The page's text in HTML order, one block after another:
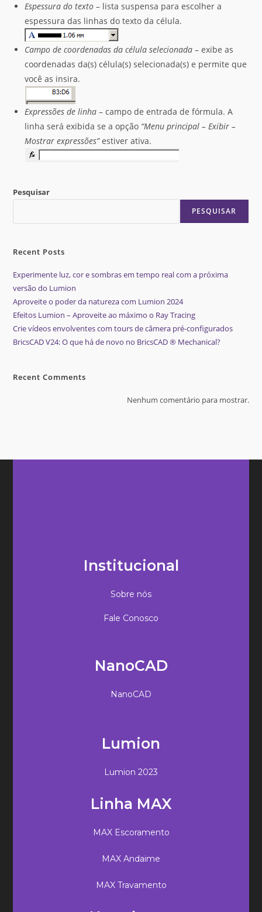
Espessura do texto – lista suspensa para escolher a
espessura das linhas do texto da célula.
Campo de coordenadas da célula selecionada – exibe as
coordenadas da(s) célula(s) selecionada(s) e permite que
você as insira.
Expressões de linha – campo de entrada de fórmula. A
linha será exibida se a opção “Menu principal – Exibir –
Mostrar expressões”estiver ativa.
Pesquisar
PESQUISAR
Recent Posts
Experimente luz, cor e sombras em tempo real com a próxima
versão do Lumion
Aproveite o poder da natureza com Lumion 2024
Efeitos Lumion – Aproveite ao máximo o Ray Tracing
Crie vídeos envolventes com tours de câmera pré-configurados
BricsCAD V24: O que há de novo no BricsCAD ® Mechanical?
Recent Comments
Nenhum comentário para mostrar.
Institucional
Sobre nós
Fale Conosco
NanoCAD
NanoCAD
Lumion
Lumion 2023
Linha MAX
MAX Escoramento
MAX Andaime
MAX Travamento